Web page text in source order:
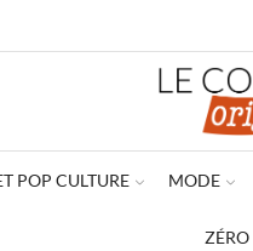
POP CULTURE MODE